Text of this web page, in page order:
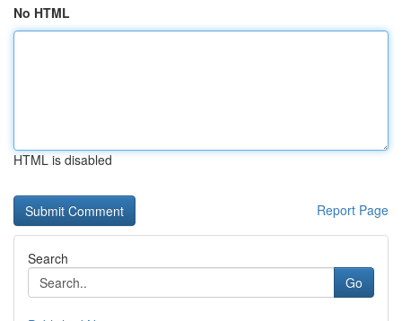
No HTML
HTML is disabled
Report Page
Search
Go